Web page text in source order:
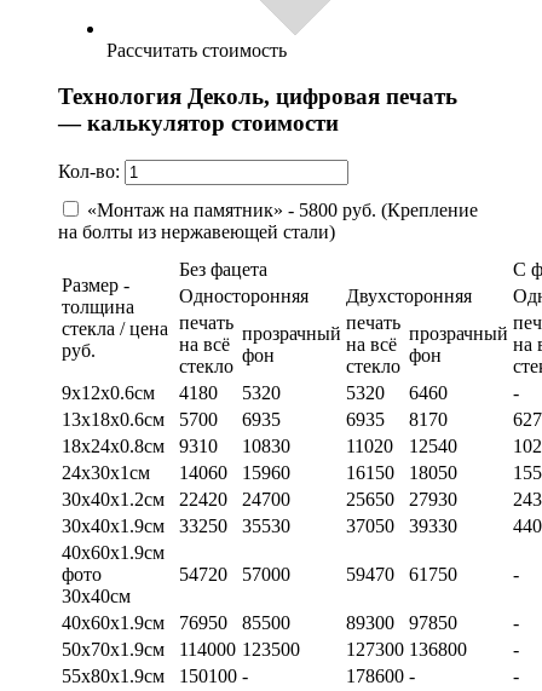
Рассчитать стоимость
Технология Деколь, цифровая печать
— калькулятор стоимости
Кол-во:
«Монтаж на памятник» - 5800 руб. (Крепление
на болты из нержавеющей стали)
Размер -
толщина
стекла / цена
руб.
Без фацета
С
Односторонняя
Двухсторонняя
печать
на всё
стекло
прозрачный
фон
печать
на всё
стекло
прозрачный
фон
на
9х12х0.6см
4180 5320 5320 6460
-
13х18х0.6см
5700 6935 6935 8170
18х24х0.8см
9310 10830 11020 12540
24х30х1см
14060 15960 16150 18050
30х40х1.2см
22420 24700 25650 27930
30х40х1.9см
33250 35530 37050 39330
40х60х1.9см
фото
30х40см
54720 57000 59470 61750 -
40х60х1.9см 76950 85500 89300 97850
-
50х70х1.9см
114000 123500 127300 136800
-
55х80х1.9см
150100 - 178600 -
-